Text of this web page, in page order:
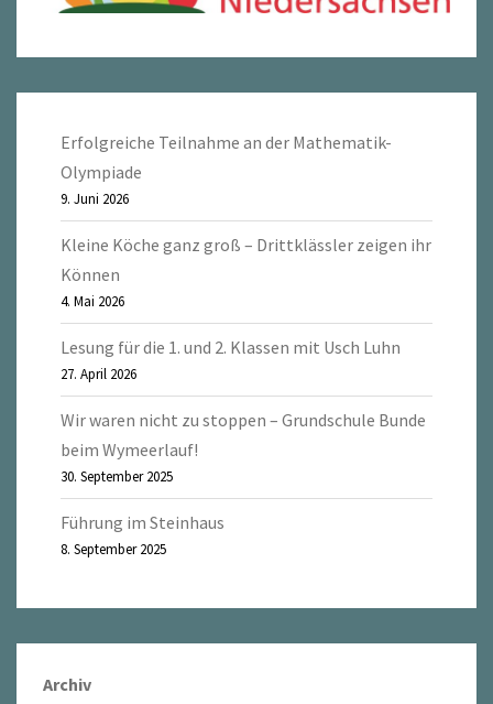
Erfolgreiche Teilnahme an der Mathematik-
Olympiade
9. Juni 2026
Kleine Köche ganz groß – Drittklässler zeigen ihr
Können
4. Mai 2026
Lesung für die 1. und 2. Klassen mit Usch Luhn
27. April 2026
Wir waren nicht zu stoppen – Grundschule Bunde
beim Wymeerlauf!
30. September 2025
Führung im Steinhaus
8. September 2025
Archiv